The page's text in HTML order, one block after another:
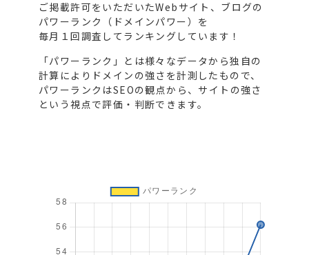
ご掲載許可をいただいたWebサイト、ブログの
パワーランク（ドメインパワー）を
毎月１回調査してランキングしています！
「パワーランク」とは様々なデータから独自の
計算によりドメインの強さを計測したもので、
パワーランクはSEOの観点から、サイトの強さ
という視点で評価・判断できます。